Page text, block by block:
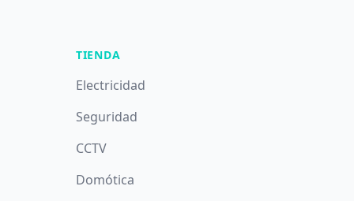
TIENDA
Electricidad
Seguridad
CCTV
Domótica